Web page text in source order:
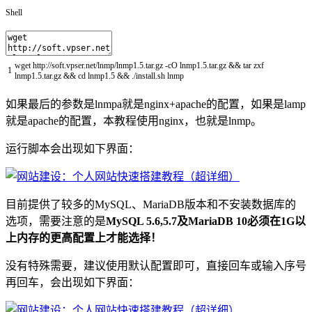
Shell
1 wgethttp://soft.vpser.net/lnmp/lnmp1.5.tar.gz -cO lnmp1.5.tar.gz && tar zxf
lnmp1.5.tar.gz && cd lnmp1.5 && ./install.sh lnmp
如果最后的参数是lnmpa就是nginx+apache的配置，如果是lamp
就是apache的配置，本教程使用nginx，也就是lnmp。
运行脚本会出现如下界面：
目前提供了较多的MySQL、MariaDB版本和不安装数据库的
选项，需要注意的是MySQL 5.6,5.7及MariaDB 10必须在1G以
上内存的更高配置上才能选择！
没有特殊需要，建议使用默认配置即可，直接回车或输入序号
再回车，会出现如下界面：